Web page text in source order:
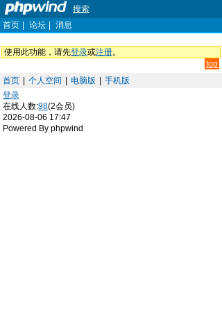
搜索
首页
论坛 消息
使用此功能，请先登录或注册。
top
首页
个人空间 电脑版
手机版
登录
在线人数:98(2会员)
2026-08-06 17:47
Powered By phpwind